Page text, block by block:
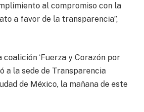
al compromiso con la
a favor de la transparencia”,
coalición ‘Fuerza y Corazón por
a la sede de Transparencia
de México, la mañana de este